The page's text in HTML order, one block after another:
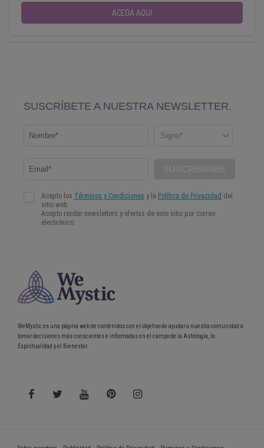
ACEDA AQUI
WeMystic es una página web de contenidos con el objetivo de ayudar a nuestra comunidad a
tomar decisiones más conscientes e informadas en el campo de la Astrología, la
Espiritualidad y el Bienestar.